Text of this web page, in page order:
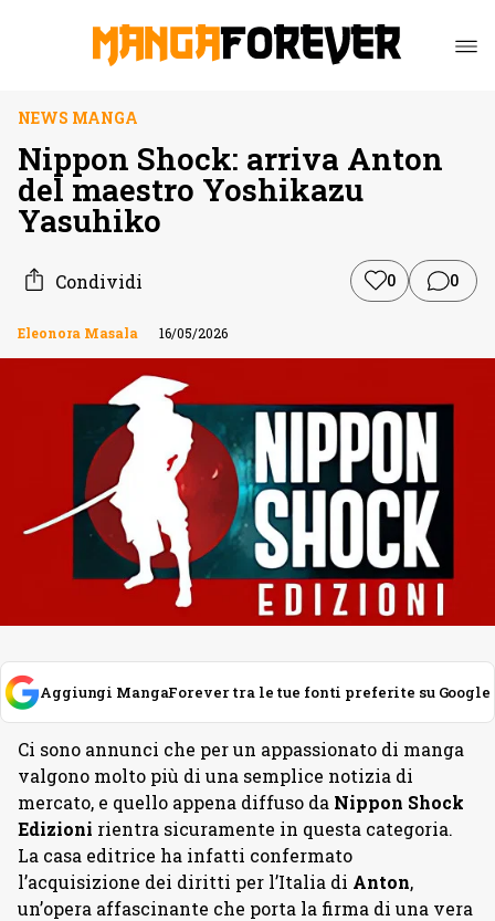
NEWS MANGA
Nippon Shock: arriva Anton
del maestro Yoshikazu
Yasuhiko
Condividi 0 0
Eleonora Masala 16/05/2026
Aggiungi MangaForever tra le tue fonti preferite su Google
Ci sono annunci che per un appassionato di manga
valgono molto più di una semplice notizia di
mercato, e quello appena diffuso da Nippon Shock
Edizioni rientra sicuramente in questa categoria.
La casa editrice ha infatti confermato
l’acquisizione dei diritti per l’Italia di Anton,
un’opera affascinante che porta la firma di una vera